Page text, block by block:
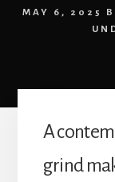
MAY 6, 2025
A
grind